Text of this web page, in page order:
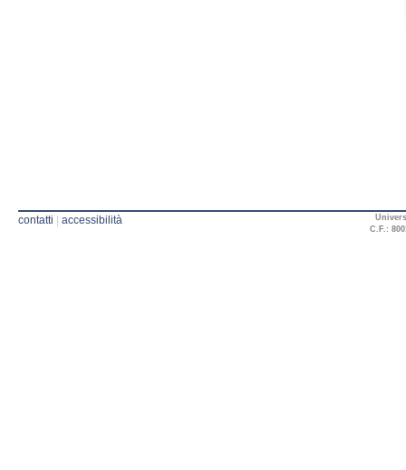
contatti | accessibilità
C.F.: